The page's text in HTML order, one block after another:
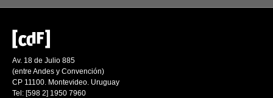
Av. 18 de Julio 885
(entre Andes y Convención)
CP 11100. Montevideo. Uruguay
Tel: [598 2] 1950 7960